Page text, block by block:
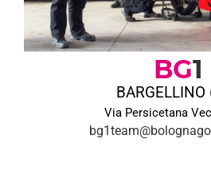
BG1
BARGELLINO
Via Persicetana